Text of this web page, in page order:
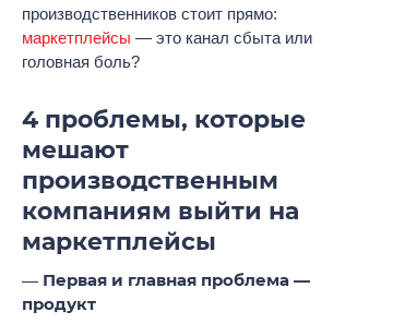
производственников стоит прямо:
маркетплейсы — это канал сбыта или
головная боль?
4 проблемы, которые
мешают
производственным
компаниям выйти на
маркетплейсы
Первая и главная проблема —
продукт